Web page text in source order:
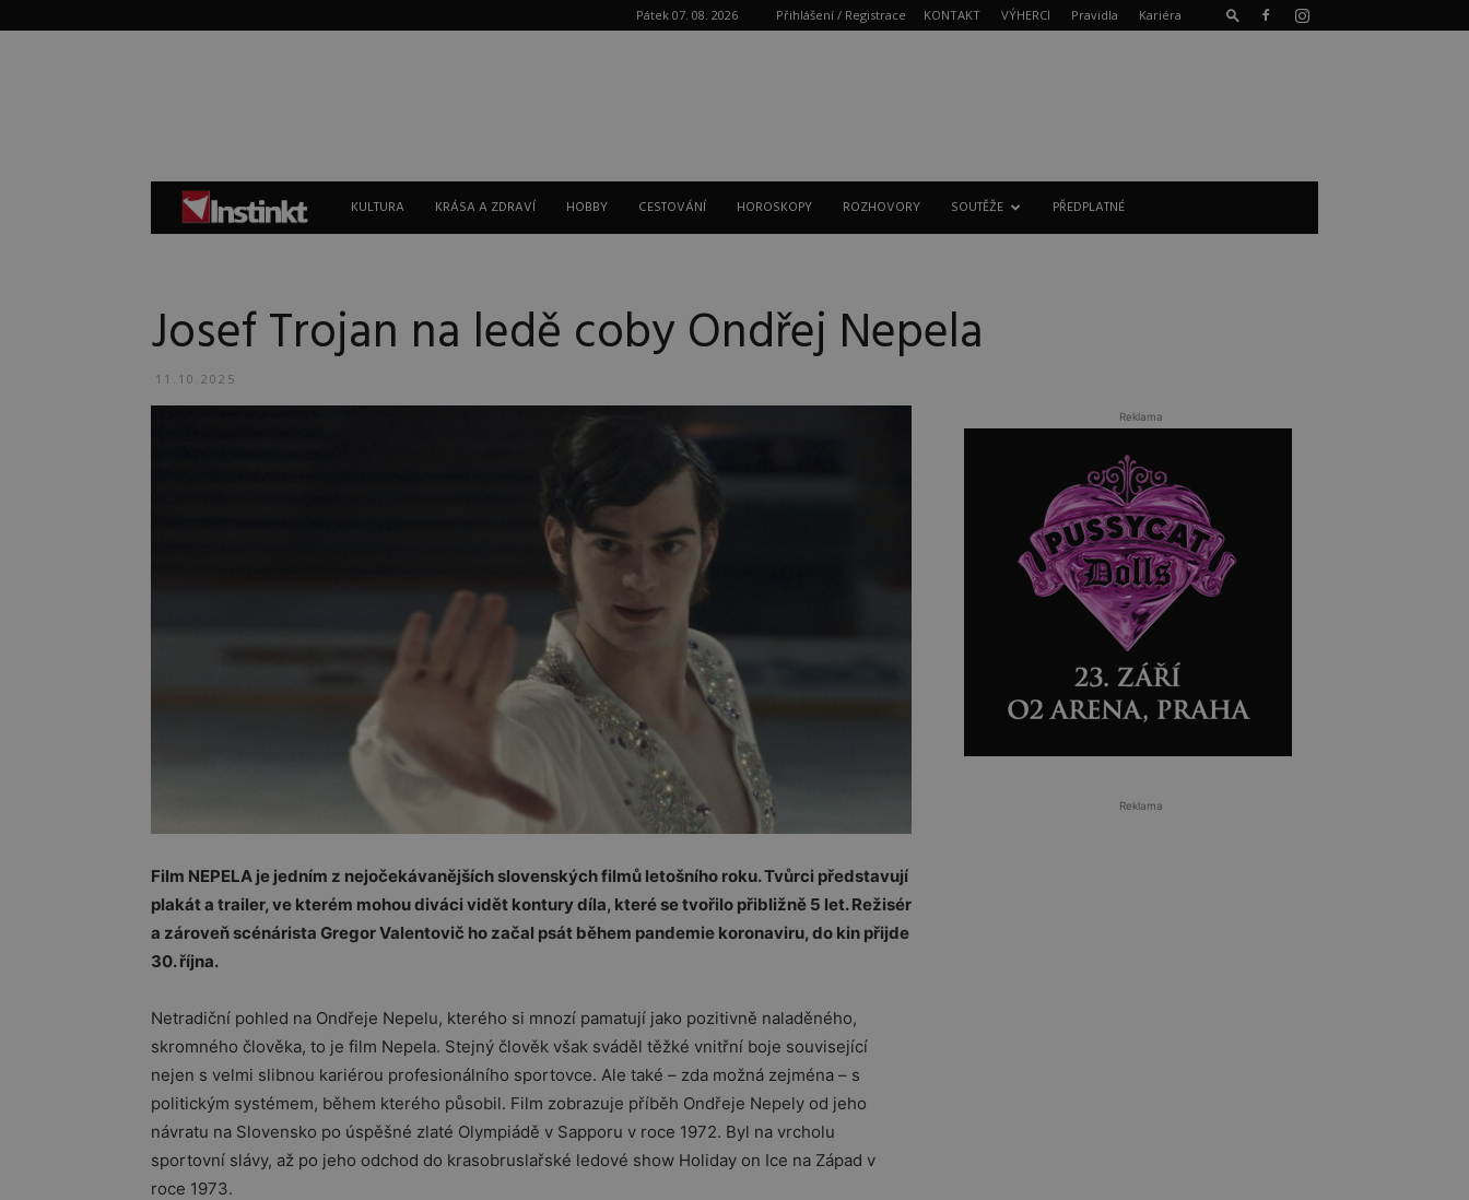
Pátek 07. 08. 2026 Přihlášení / Registrace KONTAKT VÝHERCI Pravidla Kariéra
Instinkt
KULTURA KRÁSA A ZDRAVÍ HOBBY CESTOVÁNÍ HOROSKOPY ROZHOVORY SOUTĚŽE PŘEDPLATNÉ
Josef Trojan na ledě coby Ondřej Nepela
11.10.2025
Film NEPELA je jedním z nejočekávanějších slovenských filmů letošního roku. Tvůrci představují
plakát a trailer, ve kterém mohou diváci vidět kontury díla, které se tvořilo přibližně 5 let. Režisér
a zároveň scénárista Gregor Valentovič ho začal psát během pandemie koronaviru, do kin přijde
30. října.
Netradiční pohled na Ondřeje Nepelu, kterého si mnozí pamatují jako pozitivně naladěného, ​​
skromného člověka, to je film Nepela. Stejný člověk však sváděl těžké vnitřní boje související
nejen s velmi slibnou kariérou profesionálního sportovce. Ale také – zda možná zejména – s
politickým systémem, během kterého působil. Film zobrazuje příběh Ondřeje Nepely od jeho
návratu na Slovensko po úspěšné zlaté Olympiádě v Sapporu v roce 1972. Byl na vrcholu
sportovní slávy, až po jeho odchod do krasobruslařské ledové show Holiday on Ice na Západ v
roce 1973.
Reklama
Reklama